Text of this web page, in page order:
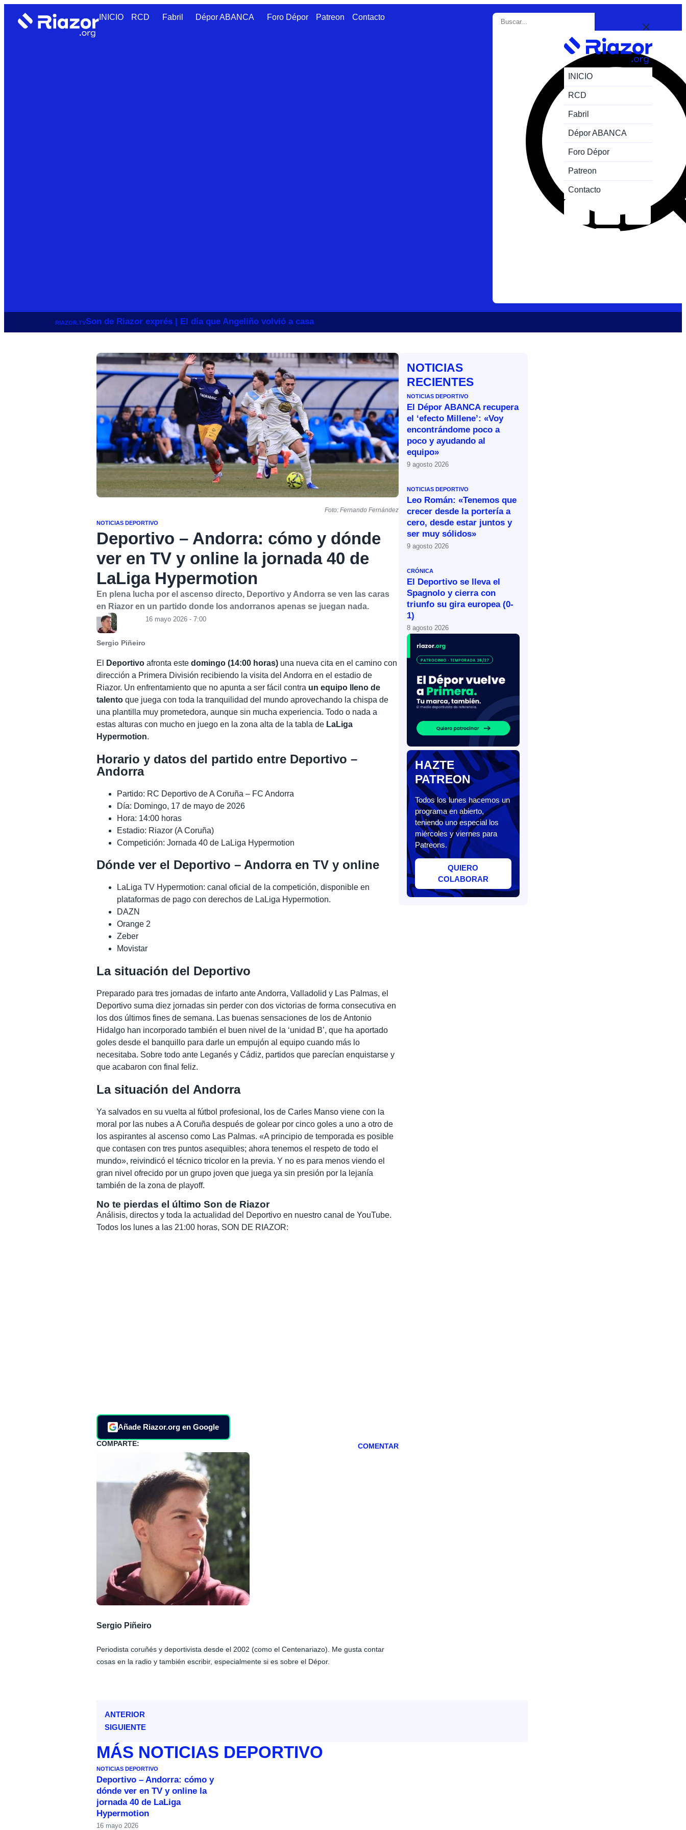
INICIO RCD Fabril Dépor ABANCA Foro Dépor Patreon Contacto
INICIO
RCD
Fabril
Dépor ABANCA
Foro Dépor
Patreon
Contacto
RIAZOR.TVSon de Riazor exprés | El día que Angeliño volvió a casa
Foto: Fernando Fernández
NOTICIAS DEPORTIVO
Deportivo – Andorra: cómo y dónde
ver en TV y online la jornada 40 de
LaLiga Hypermotion
En plena lucha por el ascenso directo, Deportivo y Andorra se ven las caras
en Riazor en un partido donde los andorranos apenas se juegan nada.
Sergio Piñeiro
16 mayo 2026 - 7:00
El Deportivo afronta estedomingo (14:00 horas) una nueva cita en el camino con
dirección a Primera División recibiendo la visita del Andorra en el estadio de
Riazor. Un enfrentamiento que no apunta a ser fácil contra un equipo lleno de
talento que juega con toda la tranquilidad del mundo aprovechando la chispa de
una plantilla muy prometedora, aunque sin mucha experiencia. Todo o nada a
estas alturas con mucho en juego en la zona alta de la tabla de LaLiga
Hypermotion.
Horario y datos del partido entre Deportivo –
Andorra
Partido: RC Deportivo de A Coruña – FC Andorra
Día: Domingo, 17 de mayo de 2026
Hora: 14:00 horas
Estadio: Riazor (A Coruña)
Competición: Jornada 40 de LaLiga Hypermotion
Dónde ver el Deportivo – Andorra en TV y online
LaLiga TV Hypermotion: canal oficial de la competición, disponible en
plataformas de pago con derechos de LaLiga Hypermotion.
DAZN
Orange 2
Zeber
Movistar
La situación del Deportivo
Preparado para tres jornadas de infarto ante Andorra, Valladolid y Las Palmas, el
Deportivo suma diez jornadas sin perder con dos victorias de forma consecutiva en
los dos últimos fines de semana. Las buenas sensaciones de los de Antonio
Hidalgo han incorporado también el buen nivel de la ‘unidad B’, que ha aportado
goles desde el banquillo para darle un empujón al equipo cuando más lo
necesitaba. Sobre todo ante Leganés y Cádiz, partidos que parecían enquistarse y
que acabaron con final feliz.
La situación del Andorra
Ya salvados en su vuelta al fútbol profesional, los de Carles Manso viene con la
moral por las nubes a A Coruña después de golear por cinco goles a uno a otro de
los aspirantes al ascenso como Las Palmas. «A principio de temporada es posible
que contasen con tres puntos asequibles; ahora tenemos el respeto de todo el
mundo», reivindicó el técnico tricolor en la previa. Y no es para menos viendo el
gran nivel ofrecido por un grupo joven que juega ya sin presión por la lejanía
también de la zona de playoff.
No te pierdas el último Son de Riazor
Análisis, directos y toda la actualidad del Deportivo en nuestro canal de YouTube.
Todos los lunes a las 21:00 horas, SON DE RIAZOR:
Añade Riazor.org en Google
COMPARTE: COMENTAR
Sergio Piñeiro
Periodista coruñés y deportivista desde el 2002 (como el Centenariazo). Me gusta contar
cosas en la radio y también escribir, especialmente si es sobre el Dépor.
NOTICIAS
RECIENTES
NOTICIAS DEPORTIVO
El Dépor ABANCA recupera
el ‘efecto Millene’: «Voy
encontrándome poco a
poco y ayudando al
equipo»
9 agosto 2026
NOTICIAS DEPORTIVO
Leo Román: «Tenemos que
crecer desde la portería a
cero, desde estar juntos y
ser muy sólidos»
9 agosto 2026
CRÓNICA
El Deportivo se lleva el
Spagnolo y cierra con
triunfo su gira europea (0-
1)
8 agosto 2026
HAZTE
PATREON
Todos los lunes hacemos un
programa en abierto,
teniendo uno especial los
miércoles y viernes para
Patreons.
QUIERO
COLABORAR
ANTERIOR
SIGUIENTE
MÁS NOTICIAS DEPORTIVO
NOTICIAS DEPORTIVO
Deportivo – Andorra: cómo y
dónde ver en TV y online la
jornada 40 de LaLiga
Hypermotion
16 mayo 2026